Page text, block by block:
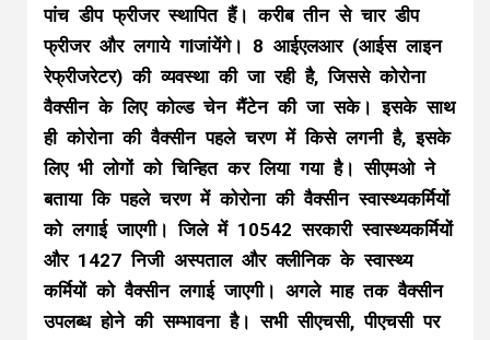
पांच डीप फ्रीजर स्थापित हैं। करीब तीन से चार डीप
फ्रीजर और लगाये गlजांयेंगे। 8 आईएलआर (आईस लाइन
रेफ्रीजरेटर) की व्यवस्था की जा रही है, जिससे कोरोना
वैक्सीन के लिए कोल्ड चेन मैंटेन की जा सके। इसके साथ
ही कोरोना की वैक्सीन पहले चरण में किसे लगनी है, इसके
लिए भी लोगों को चिन्हित कर लिया गया है। सीएमओ ने
बताया कि पहले चरण में कोरोना की वैक्सीन स्वास्थ्यकर्मियों
को लगाई जाएगी। जिले में 10542 सरकारी स्वास्थ्यकर्मियों
और 1427 निजी अस्पताल और क्लीनिक के स्वास्थ्य
कर्मियों को वैक्सीन लगाई जाएगी। अगले माह तक वैक्सीन
उपलब्ध होने की सम्भावना है। सभी सीएचसी, पीएचसी पर